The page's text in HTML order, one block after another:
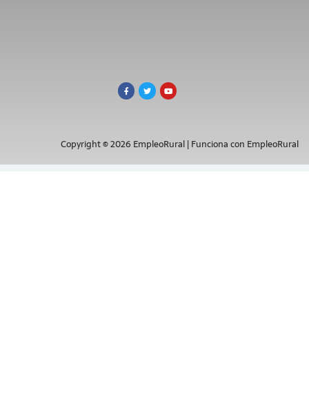
Copyright © 2026 EmpleoRural | Funciona con EmpleoRural